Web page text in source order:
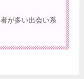
が多い出会い系